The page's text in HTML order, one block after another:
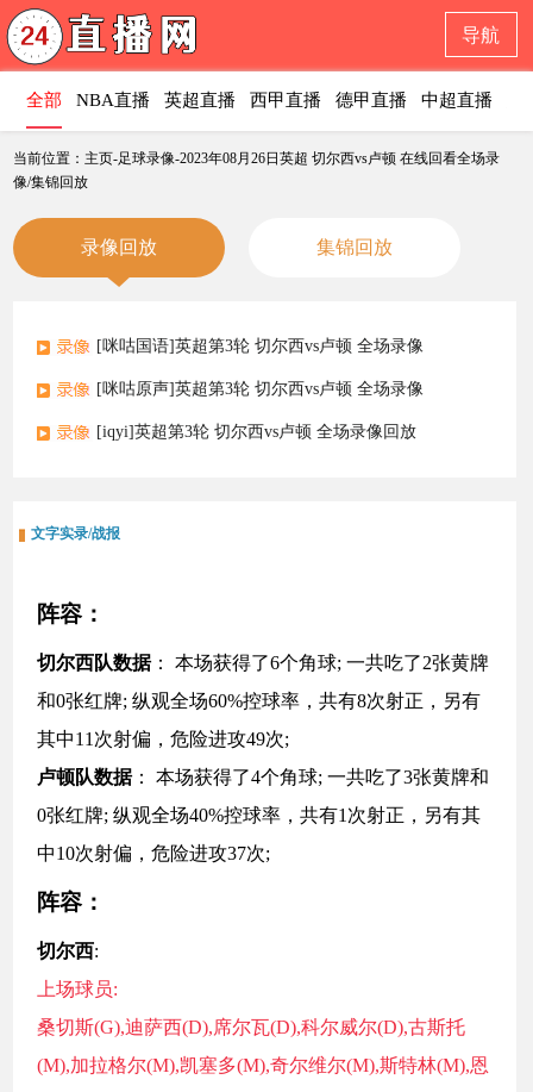
导航
全部 NBA直播 英超直播 西甲直播 德甲直播 中超直播
当前位置：主页-足球录像-2023年08月26日英超 切尔西vs卢顿 在线回看全场录
像/集锦回放
录像回放 集锦回放
[咪咕国语]英超第3轮 切尔西vs卢顿 全场录像
[咪咕原声]英超第3轮 切尔西vs卢顿 全场录像
[iqyi]英超第3轮 切尔西vs卢顿 全场录像回放
文字实录/战报
阵容：
切尔西队数据： 本场获得了6个角球; 一共吃了2张黄牌
和0张红牌; 纵观全场60%控球率，共有8次射正，另有
其中11 次射偏，危险进攻49次;
卢顿队数据： 本场获得了4个角球; 一共吃了3张黄牌和
0张红牌; 纵观全场40%控球率，共有1 次射正，另有其
中10次射偏，危险进攻37次;
阵容：
切尔西:
上场球员:
桑切斯(G),迪萨西(D),席尔瓦(D),科尔威尔(D),古斯托
(M),加拉格尔(M),凯塞多(M),奇尔维尔(M),斯特林(M),恩